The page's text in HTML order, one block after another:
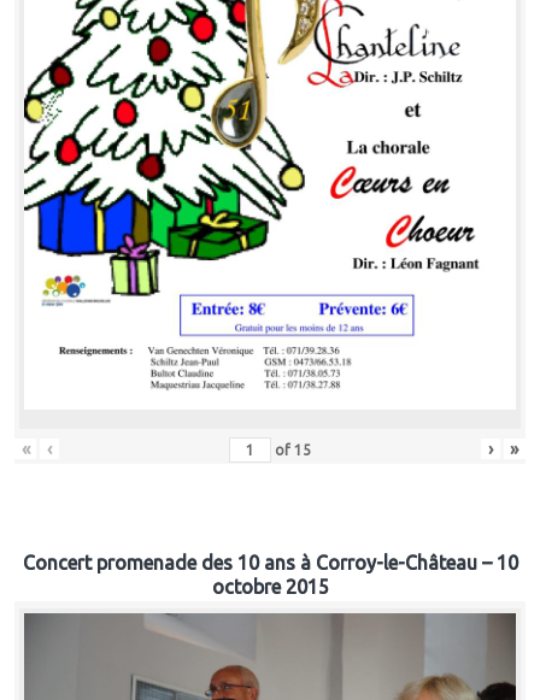
« ‹ of 15 › »
Concert promenade des 10 ans à Corroy-le-Château – 10
octobre 2015